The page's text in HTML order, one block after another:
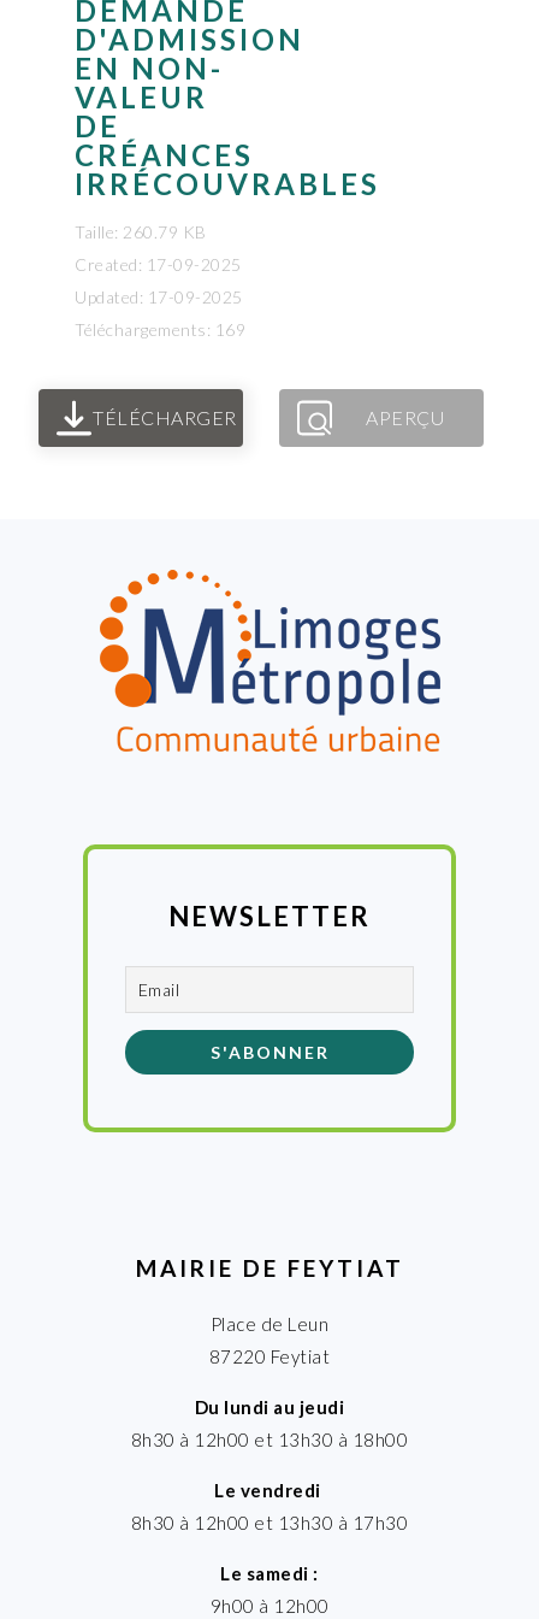
DEMANDE
D'ADMISSION
EN NON-
VALEUR
DE
CRÉANCES
IRRÉCOUVRABLES
Taille: 260.79 KB
Created: 17-09-2025
Updated: 17-09-2025
Téléchargements: 169
TÉLÉCHARGER APERÇU
NEWSLETTER
MAIRIE DE FEYTIAT
Place de Leun
87220 Feytiat
Du lundi au jeudi
8h30 à 12h00 et 13h30 à 18h00
Le vendredi
8h30 à 12h00 et 13h30 à 17h30
Le samedi :
9h00 à 12h00